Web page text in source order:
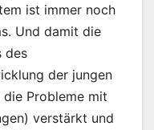
ist immer noch
Und damit die
des
der jungen
die Probleme mit
verstärkt und